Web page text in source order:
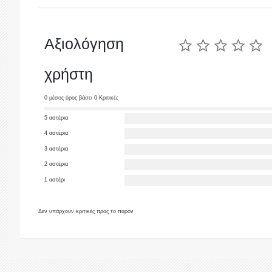
Αξιολόγηση
χρήστη
0 μέσος όρος βάσει 0 Κριτικές
5 αστέρια
4 αστέρια
3 αστέρια
2 αστέρια
1 αστέρι
Δεν υπάρχουν κριτικές προς το παρόν